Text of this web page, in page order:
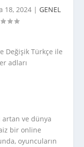
18, 2024 | GENEL
artan ve dünya
bir online
oyuncuların